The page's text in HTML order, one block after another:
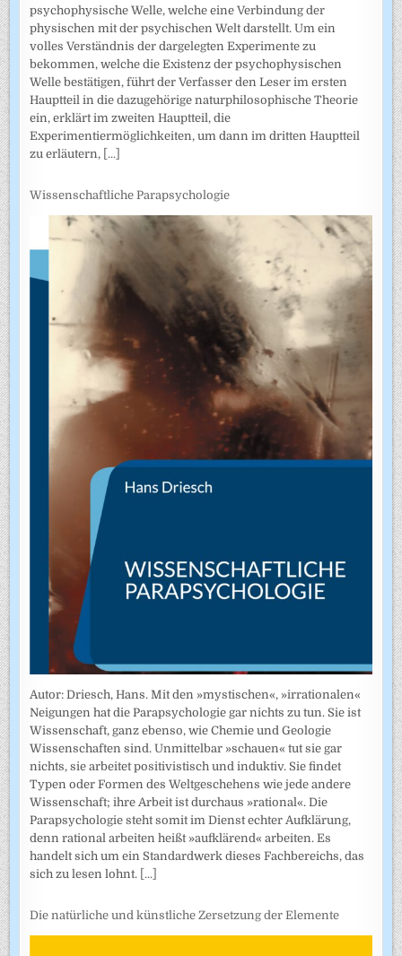
psychophysische Welle, welche eine Verbindung der
physischen mit der psychischen Welt darstellt. Um ein
volles Verständnis der dargelegten Experimente zu
bekommen, welche die Existenz der psychophysischen
Welle bestätigen, führt der Verfasser den Leser im ersten
Hauptteil in die dazugehörige naturphilosophische Theorie
ein, erklärt im zweiten Hauptteil, die
Experimentiermöglichkeiten, um dann im dritten Hauptteil
zu erläutern, [...]
Wissenschaftliche Parapsychologie
Autor: Driesch, Hans. Mit den »mystischen«, »irrationalen«
Neigungen hat die Parapsychologie gar nichts zu tun. Sie ist
Wissenschaft, ganz ebenso, wie Chemie und Geologie
Wissenschaften sind. Unmittelbar »schauen« tut sie gar
nichts, sie arbeitet positivistisch und induktiv. Sie findet
Typen oder Formen des Weltgeschehens wie jede andere
Wissenschaft; ihre Arbeit ist durchaus »rational«. Die
Parapsychologie steht somit im Dienst echter Aufklärung,
denn rational arbeiten heißt »aufklärend« arbeiten. Es
handelt sich um ein Standardwerk dieses Fachbereichs, das
sich zu lesen lohnt. [...]
Die natürliche und künstliche Zersetzung der Elemente